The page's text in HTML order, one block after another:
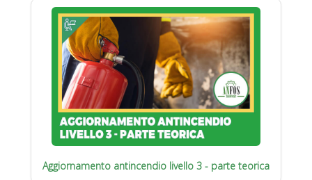
Aggiornamento antincendio livello 3 - parte teorica